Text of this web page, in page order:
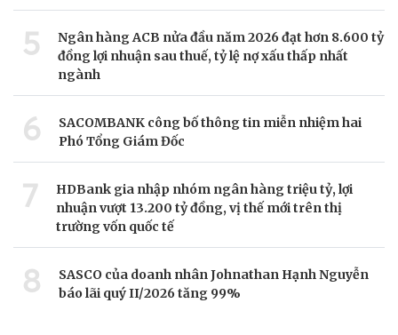
5
Ngân hàng ACB nửa đầu năm 2026 đạt hơn 8.600 tỷ
đồng lợi nhuận sau thuế, tỷ lệ nợ xấu thấp nhất
ngành
6
SACOMBANK công bố thông tin miễn nhiệm hai
Phó Tổng Giám Đốc
7
HDBank gia nhập nhóm ngân hàng triệu tỷ, lợi
nhuận vượt 13.200 tỷ đồng, vị thế mới trên thị
trường vốn quốc tế
8
SASCO của doanh nhân Johnathan Hạnh Nguyễn
báo lãi quý II/2026 tăng 99%